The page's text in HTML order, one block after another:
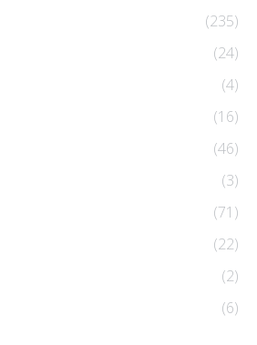
(235)
(24)
(4)
(16)
(46)
(3)
(71)
(22)
(2)
(6)